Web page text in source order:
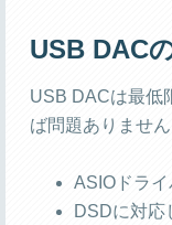
USB DAC
USB DACは最低
ば問題ありません
ASIOドライ
DSDに対応